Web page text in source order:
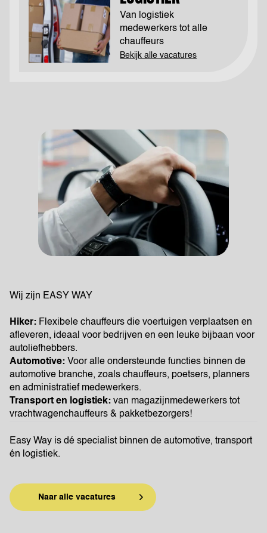
Van logistiek
medewerkers tot alle
chauffeurs
Bekijk alle vacatures
Wij zijn EASY WAY
Hiker: Flexibele chauffeurs die voertuigen verplaatsen en
afleveren, ideaal voor bedrijven en een leuke bijbaan voor
autoliefhebbers.
Automotive: Voor alle ondersteunde functies binnen de
automotive branche, zoals chauffeurs, poetsers, planners
en administratief medewerkers.
Transport en logistiek: van magazijnmedewerkers tot
vrachtwagenchauffeurs & pakketbezorgers!
Easy Way is dé specialist binnen de automotive, transport
én logistiek.
Naar alle vacatures